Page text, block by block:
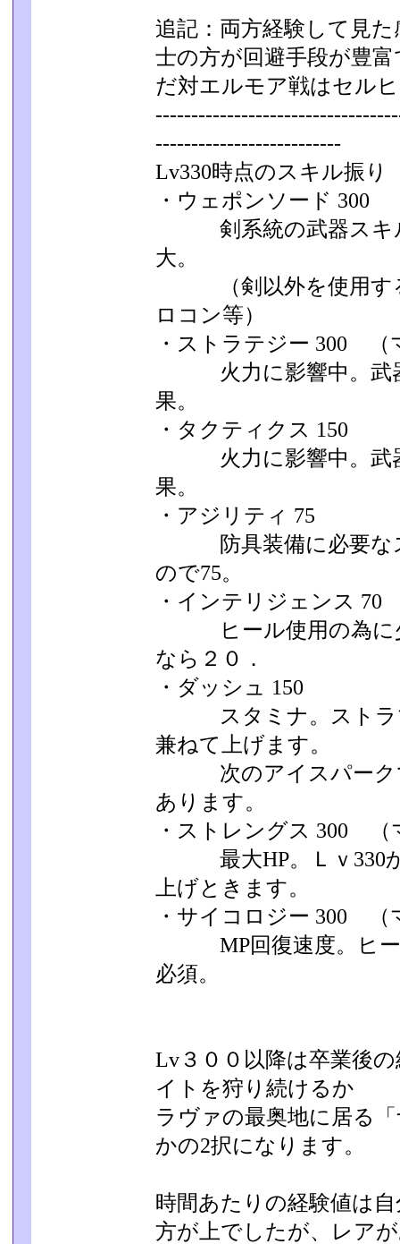
追記：両方経験して見
士の方が回避手段が豊
だ対エルモア戦はセル
---------­-----------------
Lv330時点のスキル振り
・ウェポンソード 300
剣系統の武器スキル
大。
（剣以外を使用する
ロコン等）
・ストラテジー 300 （
火力に影響中。武器
果。
・タクティクス 150
火力に影響中。武器
果。
・アジリティ 75
防具装備に必要なス
ので75。
・インテリジェンス 70
ヒール使用の為に少
なら２０．
・ダッシュ 150
スタミナ。ストラマ
兼ねて上げます。
次のアイスパークで
あります。
・ストレングス 300 （
最大HP。Ｌｖ330か
上げときます。
・サイコロジー 300 （
MP回復速度。ヒー
必須。
Lv３００以降は卒業後
イトを狩り続けるか
ラヴァの最奥地に居る
かの2択になります。
時間あたりの経験値は
方が上でしたが、レア